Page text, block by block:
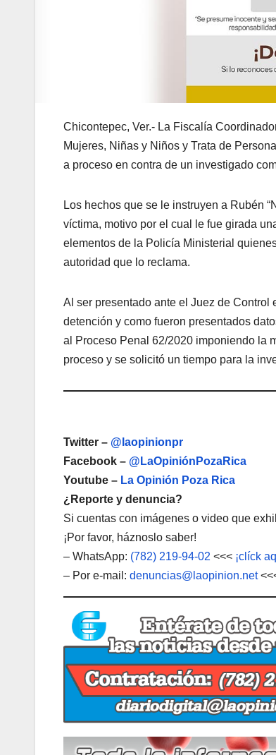
Chicontepec, Ver.- La Fiscalía
Mujeres, Niñas y Niños y Trata de
a proceso en contra de un investigado
Los hechos que se le instruyen a Rubén
víctima, motivo por el cual le fue girada
elementos de la Policía Ministerial
autoridad que lo reclama.
Al ser presentado ante el Juez de
detención y como fueron presentados
al Proceso Penal 62/2020 imponiendo la
proceso y se solicitó un tiempo para la
Twitter – @laopinionpr
Facebook – @LaOpiniónPozaRica
Youtube – La Opinión Poza Rica
¿Reporte y denuncia?
Si cuentas con imágenes o video que
¡Por favor, háznoslo saber!
– WhatsApp: (782) 219-94-02 <<< ¡clíck
– Por e-mail: denuncias@laopinion.net